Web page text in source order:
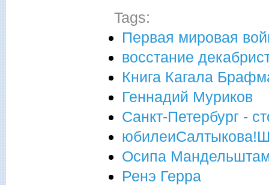
Tags:
Первая мировая
восстание
Книга Кагала
Геннадий Муриков
Санкт-Петербург -
Осипа
Ренэ Герра